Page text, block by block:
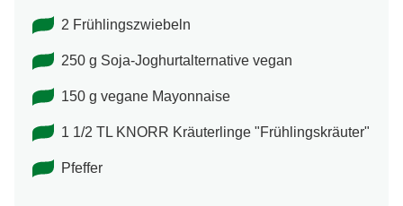
2 Frühlingszwiebeln
250 g Soja-Joghurtalternative vegan
150 g vegane Mayonnaise
1 1/2 TL KNORR Kräuterlinge "Frühlingskräuter"
Pfeffer